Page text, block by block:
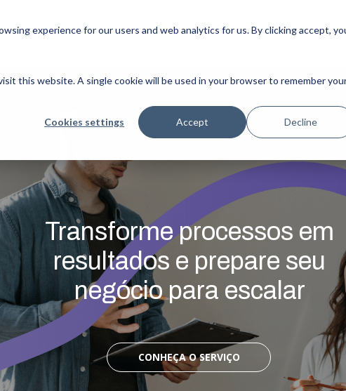
experience for our users and web analytics for us. By clicking accept,
this website. A single cookie will be used in your browser to remember
Cookies settings Accept Decline
Desafios abordados Roadmap
Transforme processos em
resultados e prepare seu
negócio para escalar
CONHEÇA O SERVIÇO
SOBRE A MJVSERVIÇOSCLIENTESCASES